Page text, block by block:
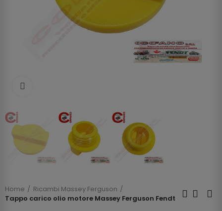
Home
Ricambi Massey Ferguson
Tappo carico olio motore Massey Ferguson Fendt